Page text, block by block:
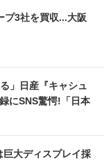
プ3社を買収...大阪
」日産『キャシュ
にSNS驚愕!「日本
巨大ディスプレイ採